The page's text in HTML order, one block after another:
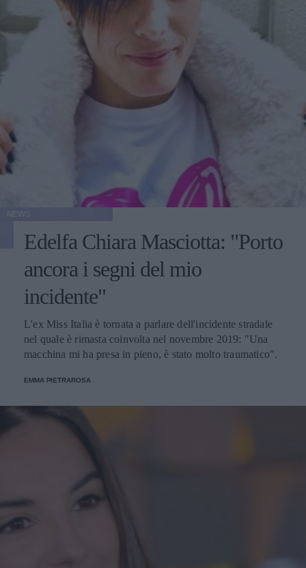
Edelfa Chiara Masciotta: "Porto
ancora i segni del mio
incidente"
L'ex Miss Italia è tornata a parlare dell'incidente stradale
nel quale è rimasta coinvolta nel novembre 2019: "Una
macchina mi ha presa in pieno, è stato molto traumatico".
EMMA PIETRAROSA